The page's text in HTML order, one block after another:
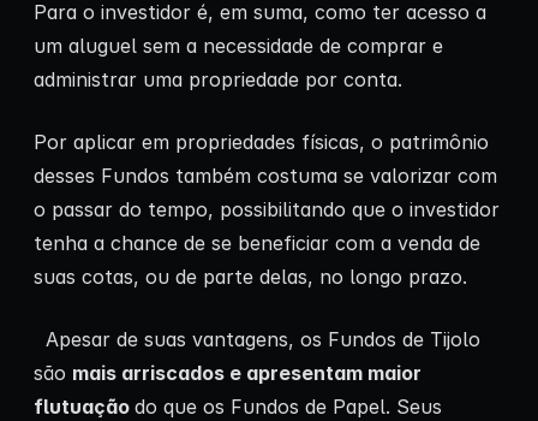
Para o investidor é, em suma, como ter acesso a
um aluguel sem a necessidade de comprar e
administrar uma propriedade por conta.
Por aplicar em propriedades físicas, o patrimônio
desses Fundos também costuma se valorizar com
o passar do tempo, possibilitando que o investidor
tenha a chance de se beneficiar com a venda de
suas cotas, ou de parte delas, no longo prazo.
Apesar de suas vantagens, os Fundos de Tijolo
são mais arriscados e apresentam maior
flutuação do que os Fundos de Papel. Seus